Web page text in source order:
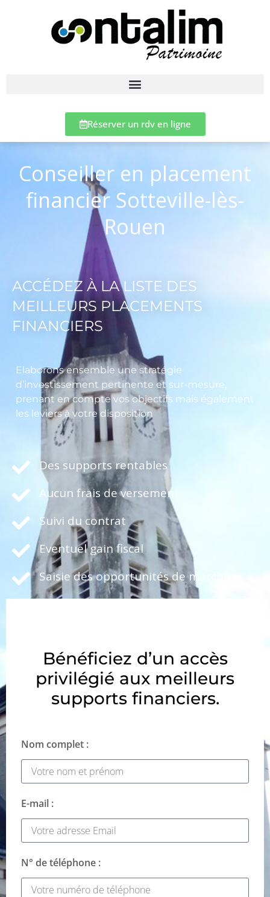
Réserver un rdv en ligne
Conseiller en placement
financier Sotteville-lès-
Rouen
ACCÉDEZ À LA LISTE DES
MEILLEURS PLACEMENTS
FINANCIERS
Elaborons ensemble une stratégie
d’investissement pertinente et sur-mesure,
prenant en compte vos objectifs mais également
les leviers à votre disposition
Des supports rentables
Aucun frais de versement
Suivi du contrat
Eventuel gain fiscal
Saisie des opportunités de marché
Bénéficiez d’un accès
privilégié aux meilleurs
supports financiers.
Nom complet :
E-mail :
N° de téléphone :